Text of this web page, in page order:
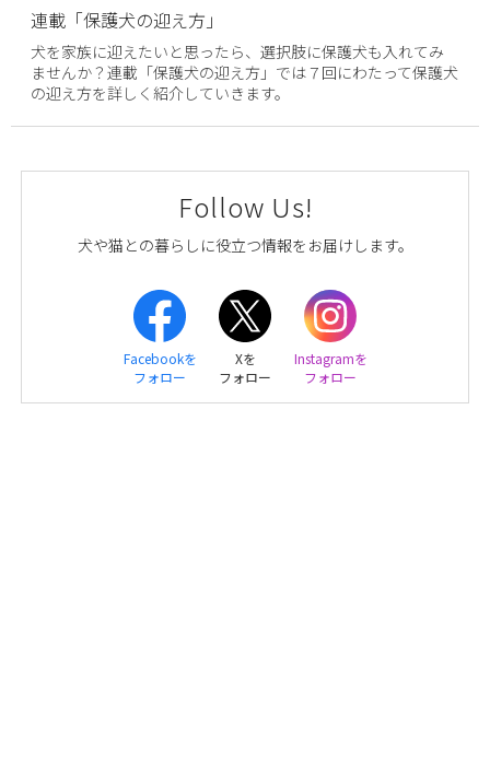
連載「保護犬の迎え方」
犬を家族に迎えたいと思ったら、選択肢に保護犬も入れてみ
ませんか？連載「保護犬の迎え方」では７回にわたって保護犬
の迎え方を詳しく紹介していきます。
Follow Us!
犬や猫との暮らしに役立つ情報をお届けします。
Facebookを
フォロー
Xを
フォロー
Instagramを
フォロー